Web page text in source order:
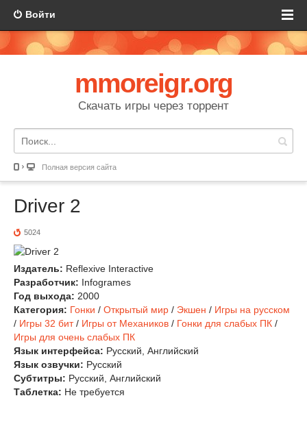
Войти
mmoreigr.org
Скачать игры через торрент
Полная версия сайта
Driver 2
5024
Издатель: Reflexive Interactive
Разработчик: Infogrames
Год выхода: 2000
Категория: Гонки / Открытый мир / Экшен / Игры на русском
/ Игры 32 бит/ Игры от Механиков / Гонки для слабых ПК /
Игры для очень слабых ПК
Язык интерфейса: Русский, Английский
Язык озвучки: Русский
Субтитры: Русский, Английский
Таблетка: Не требуется